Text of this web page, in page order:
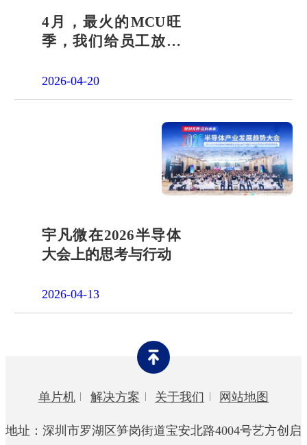
4月，最火的MCU旺
季，我们给员工放了
2026-04-20
宇凡微在2026半导体
大会上的思考与行动
2026-04-13
单片机 解决方案 关于我们 网站地图
地址：深圳市罗湖区笋岗街道宝安北路4004号艺方创启